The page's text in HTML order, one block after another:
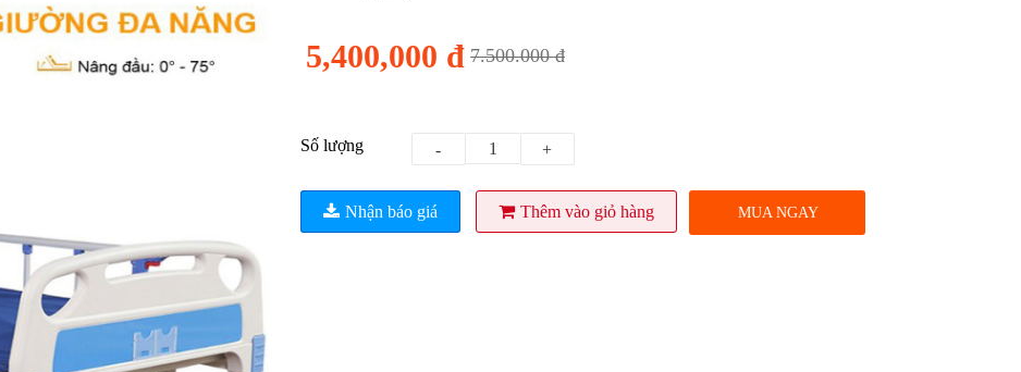
5,400,000 đ 7.500.000 đ
Số lượng - +
Nhận báo giá Thêm vào giỏ hàng MUA NGAY